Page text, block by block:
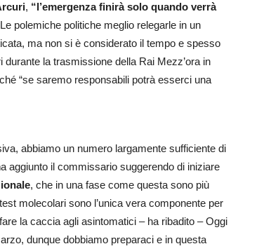
, “l’emergenza finirà solo quando verrà
polemiche politiche meglio relegarle in un
ma non si è considerato il tempo e spesso
la trasmissione della Rai Mezz’ora in
“se saremo responsabili potrà esserci una
abbiamo un numero largamente sufficiente di
aggiunto il commissario suggerendo di iniziare
, che in una fase come questa sono più
molecolari sono l’unica vera componente per
la caccia agli asintomatici – ha ribadito – Oggi
dunque dobbiamo preparaci e in questa